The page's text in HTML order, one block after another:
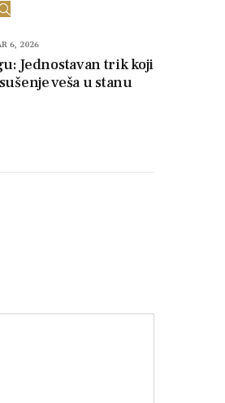
6, 2026
Jednostavan trik koji
veša u stanu